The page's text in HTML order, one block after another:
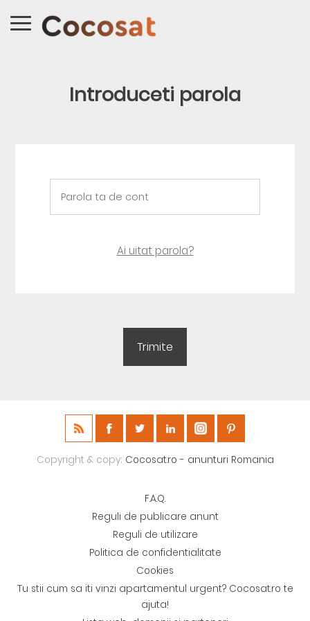
Introduceti parola
Ai uitat parola?
Copyright & copy; Cocosat.ro - anunturi Romania
F.A.Q.
Reguli de publicare anunt
Reguli de utilizare
Politica de confidentialitate
Cookies
Tu stii cum sa iti vinzi apartamentul urgent? Cocosat.ro te
ajuta!